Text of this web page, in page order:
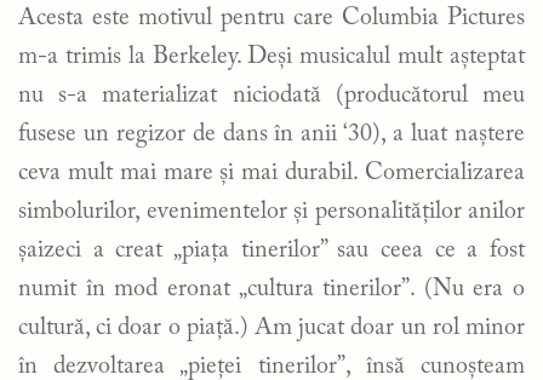
Acesta este motivul pentru care Columbia Pictures
m-a trimis la Berkeley. Deși musicalul mult așteptat
nu s-a materializat niciodată (producătorul meu
fusese un regizor de dans în anii ‘30), a luat naștere
ceva mult mai mare și mai durabil. Comercializarea
simbolurilor, evenimentelor și personalităților anilor
șaizeci a creat „piața tinerilor” sau ceea ce a fost
numit în mod eronat „cultura tinerilor”. (Nu era o
cultură, ci doar o piață.) Am jucat doar un rol minor
în dezvoltarea „pieței tinerilor”, însă cunoșteam